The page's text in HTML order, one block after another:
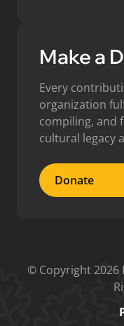
Donate
Make a
Every
organization
compiling, and
cultural legacy
Donate
© Copyright 2026